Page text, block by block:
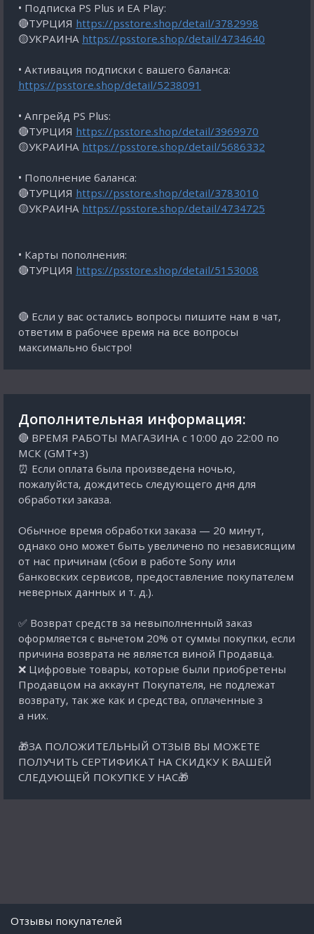
• Подписка PS Plus и EA Play:
🔴ТУРЦИЯ https://psstore.shop/detail/3782998
🟡УКРАИНА https://psstore.shop/detail/4734640
• Активация подписки с вашего баланса:
https://psstore.shop/detail/5238091
• Апгрейд PS Plus:
🔴ТУРЦИЯ https://psstore.shop/detail/3969970
🟡УКРАИНА https://psstore.shop/detail/5686332
• Пополнение баланса:
🔴ТУРЦИЯ https://psstore.shop/detail/3783010
🟡УКРАИНА https://psstore.shop/detail/4734725
• Карты пополнения:
🔴ТУРЦИЯ https://psstore.shop/detail/5153008
🔴 Если у вас остались вопросы пишите нам в чат,
ответим в рабочее время на все вопросы
максимально быстро!
Дополнительная информация:
🔴 ВРЕМЯ РАБОТЫ МАГАЗИНА с 10:00 до 22:00 по
МСК (GMT+3)
⏰ Если оплата была произведена ночью,
пожалуйста, дождитесь следующего дня для
обработки заказа.
Обычное время обработки заказа — 20 минут,
однако оно может быть увеличено по независящим
от нас причинам (сбои в работе Sony или
банковских сервисов, предоставление покупателем
неверных данных и т. д.).
✅ Возврат средств за невыполненный заказ
оформляется с вычетом 20% от суммы покупки, если
причина возврата не является виной Продавца.
❌ Цифровые товары, которые были приобретены
Продавцом на аккаунт Покупателя, не подлежат
возврату, так же как и средства, оплаченные з
а них.
🎁ЗА ПОЛОЖИТЕЛЬНЫЙ ОТЗЫВ ВЫ МОЖЕТЕ
ПОЛУЧИТЬ СЕРТИФИКАТ НА СКИДКУ К ВАШЕЙ
СЛЕДУЮЩЕЙ ПОКУПКЕ У НАС🎁
Отзывы покупателей